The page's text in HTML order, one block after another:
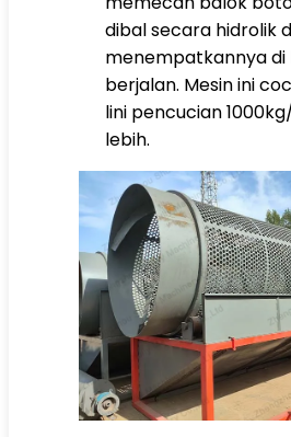
dibal secara hidrolik
menempatkannya di
berjalan. Mesin ini
lini pencucian
lebih.